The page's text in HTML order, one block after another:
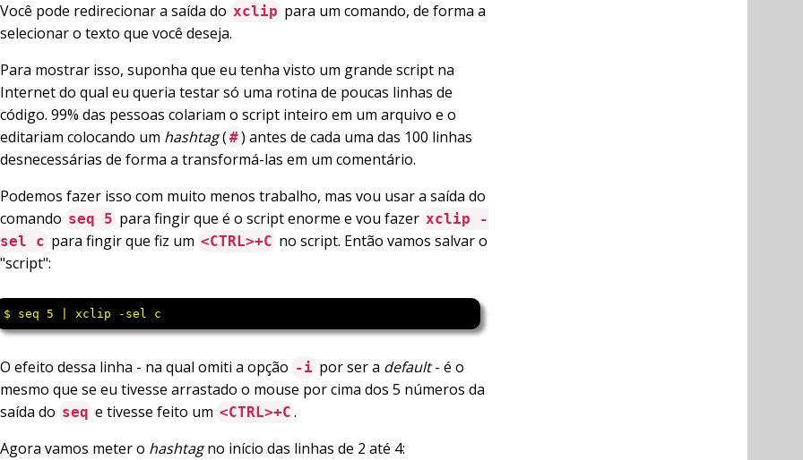
Você pode redirecionar a saída do xclip para um comando, de forma a
selecionar o texto que você deseja.
Para mostrar isso, suponha que eu tenha visto um grande script na
Internet do qual eu queria testar só uma rotina de poucas linhas de
código. 99% das pessoas colariam o script inteiro em um arquivo e o
editariam colocando um hashtag(#) antes de cada uma das 100 linhas
desnecessárias de forma a transformá-las em um comentário.
Podemos fazer isso com muito menos trabalho, mas vou usar a saída do
comando seq 5 para fingir que é o script enorme e vou fazer xclip -
sel c para fingir que fiz um <CTRL>+C no script. Então vamos salvar o
"script":
$ seq 5 | xclip -sel c
O efeito dessa linha - na qual omiti a opção -i por ser a default- é o
mesmo que se eu tivesse arrastado o mouse por cima dos 5 números da
saída do seq e tivesse feito um <CTRL>+C .
Agora vamos meter o hashtagno início das linhas de 2 até 4: